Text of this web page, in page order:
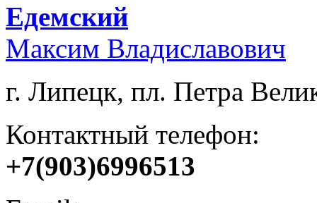
Едемский
Максим Владиславович
г. Липецк, пл. Петра
Контактный телефон:
+7(903)6996513